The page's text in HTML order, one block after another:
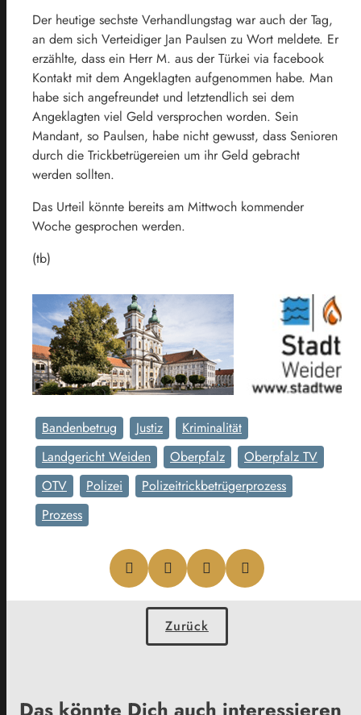
Der heutige sechste Verhandlungstag war auch der Tag,
an dem sich Verteidiger Jan Paulsen zu Wort meldete. Er
erzählte, dass ein Herr M. aus der Türkei via facebook
Kontakt mit dem Angeklagten aufgenommen habe. Man
habe sich angefreundet und letztendlich sei dem
Angeklagten viel Geld versprochen worden. Sein
Mandant, so Paulsen, habe nicht gewusst, dass Senioren
durch die Trickbetrügereien um ihr Geld gebracht
werden sollten.
Das Urteil könnte bereits am Mittwoch kommender
Woche gesprochen werden.
(tb)
Bandenbetrug Justiz
Kriminalität
Landgericht Weiden
Oberpfalz
Oberpfalz TV
OTV
Polizei
Polizeitrickbetrügerprozess
Prozess
Zurück